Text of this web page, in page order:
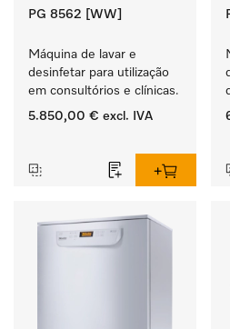
PG 8562 [WW]
Máquina de lavar e
desinfetar para utilização
em consultórios e clínicas.
5.850,00 € excl. IVA